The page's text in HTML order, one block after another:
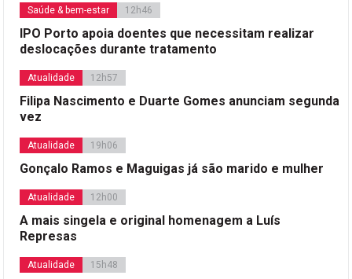
Saúde & bem-estar 12h46
IPO Porto apoia doentes que necessitam realizar
deslocações durante tratamento
Atualidade 12h57
Filipa Nascimento e Duarte Gomes anunciam segunda
vez
Atualidade 19h06
Gonçalo Ramos e Maguigas já são marido e mulher
Atualidade 12h00
A mais singela e original homenagem a Luís
Represas
Atualidade 15h48